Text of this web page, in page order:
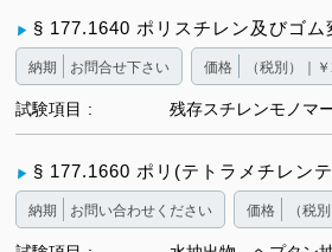
§ 177.1640 ポリスチレン及びゴム
納期 お問合せ下さい 価格 （税別）｜
試験項目 残存スチレンモノマ
§ 177.1660 ポリ(テトラメチレン
納期 お問い合わせください 価格 （税